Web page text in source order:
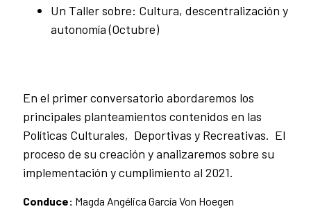
Un Taller sobre: Cultura, descentralización y
autonomía (Octubre)
En el primer conversatorio abordaremos los
principales planteamientos contenidos en las
Políticas Culturales, Deportivas y Recreativas. El
proceso de su creación y analizaremos sobre su
implementación y cumplimiento al 2021.
Conduce: Magda Angélica García Von Hoegen